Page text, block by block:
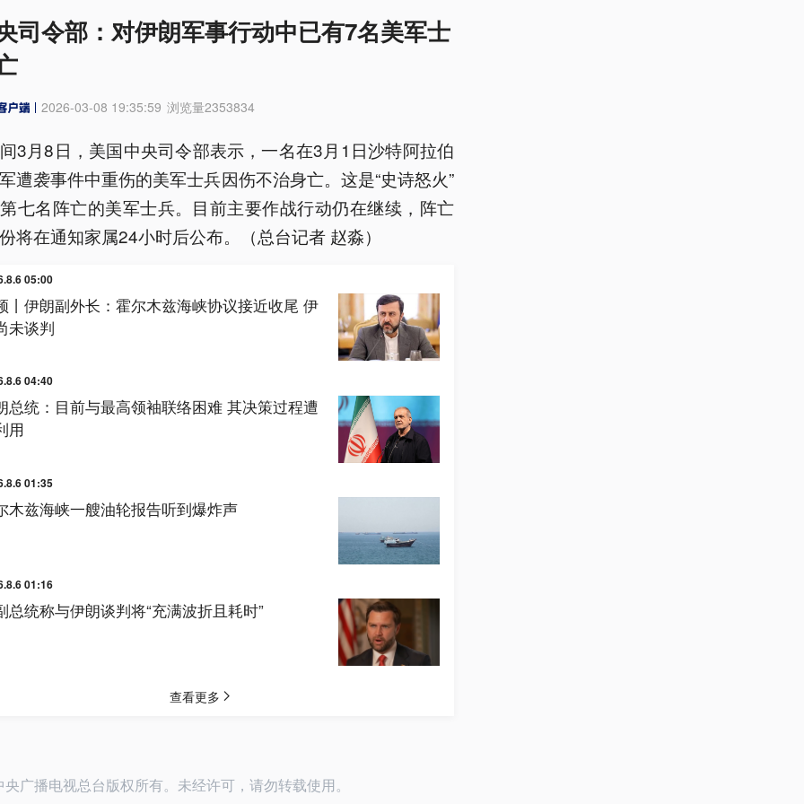
司令部：对伊朗军事行动中已有7名美军士
2026-03-08 19:35:59 浏览量2353834
3月8日，美国中央司令部表示，一名在3月1日沙特阿拉伯
遭袭事件中重伤的美军士兵因伤不治身亡。这是“史诗怒火”
七名阵亡的美军士兵。目前主要作战行动仍在继续，阵亡
将在通知家属24小时后公布。（总台记者 赵淼）
广播电视总台版权所有。未经许可，请勿转载使用。